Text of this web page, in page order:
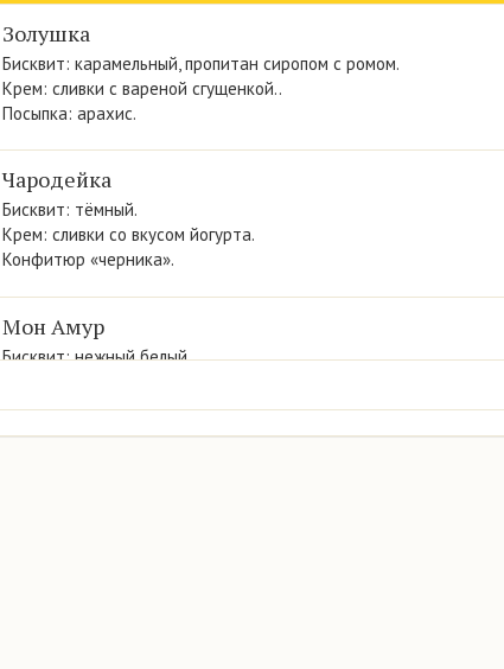
Золушка
Бисквит: карамельный, пропитан сиропом с ромом.
Крем: сливки с вареной сгущенкой..
Посыпка: арахис.
Чародейка
Бисквит: тёмный.
Крем: сливки со вкусом йогурта.
Конфитюр «черника».
Мон Амур
Бисквит: нежный белый.
Начинка: свежая клубника.